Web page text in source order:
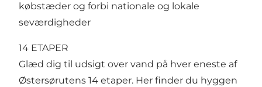
købstæder og forbi nationale og lokale
seværdigheder
14 ETAPER
Glæd dig til udsigt over vand på hver eneste af
Østersørutens 14 etaper. Her finder du hyggen